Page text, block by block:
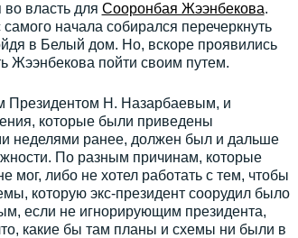
власть для Сооронбая Жээнбекова.
начала собирался перечеркнуть
в Белый дом. Но, вскоре проявились
Жээнбекова пойти своим путем.
Президентом Н. Назарбаевым, и
которые были приведены
неделями ранее, должен был и дальше
По разным причинам, которые
мог, либо не хотел работать с тем, чтобы
которую экс-президент соорудил было
если не игнорирующим президента,
какие бы там планы и схемы ни были в